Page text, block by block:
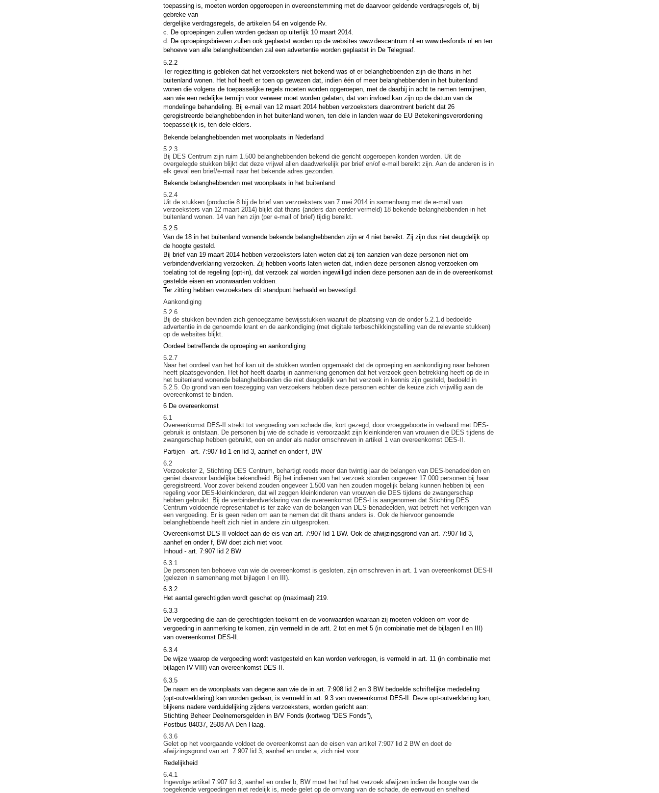
toepassing is, moeten worden opgeroepen in overeenstemming met de daarvoor geldende verdragsregels of, bij
gebreke van
dergelijke verdragsregels, de artikelen 54 en volgende Rv.
c. De oproepingen zullen worden gedaan op uiterlijk 10 maart 2014.
d. De oproepingsbrieven zullen ook geplaatst worden op de websites www.descentrum.nl en www.desfonds.nl en ten
behoeve van alle belanghebbenden zal een advertentie worden geplaatst in De Telegraaf.
5.2.2
Ter regiezitting is gebleken dat het verzoeksters niet bekend was of er belanghebbenden zijn die thans in het
buitenland wonen. Het hof heeft er toen op gewezen dat, indien één of meer belanghebbenden in het buitenland
wonen die volgens de toepasselijke regels moeten worden opgeroepen, met de daarbij in acht te nemen termijnen,
aan wie een redelijke termijn voor verweer moet worden gelaten, dat van invloed kan zijn op de datum van de
mondelinge behandeling. Bij e-mail van 12 maart 2014 hebben verzoeksters daaromtrent bericht dat 26
geregistreerde belanghebbenden in het buitenland wonen, ten dele in landen waar de EU Betekeningsverordening
toepasselijk is, ten dele elders.
Bekende belanghebbenden met woonplaats in Nederland
5.2.3
Bij DES Centrum zijn ruim 1.500 belanghebbenden bekend die gericht opgeroepen konden worden. Uit de
overgelegde stukken blijkt dat deze vrijwel allen daadwerkelijk per brief en/of e-mail bereikt zijn. Aan de anderen is in
elk geval een brief/e-mail naar het bekende adres gezonden.
Bekende belanghebbenden met woonplaats in het buitenland
5.2.4
Uit de stukken (productie 8 bij de brief van verzoeksters van 7 mei 2014 in samenhang met de e-mail van
verzoeksters van 12 maart 2014) blijkt dat thans (anders dan eerder vermeld) 18 bekende belanghebbenden in het
buitenland wonen. 14 van hen zijn (per e-mail of brief) tijdig bereikt.
5.2.5
Van de 18 in het buitenland wonende bekende belanghebbenden zijn er 4 niet bereikt. Zij zijn dus niet deugdelijk op
de hoogte gesteld.
Bij brief van 19 maart 2014 hebben verzoeksters laten weten dat zij ten aanzien van deze personen niet om
verbindendverklaring verzoeken. Zij hebben voorts laten weten dat, indien deze personen alsnog verzoeken om
toelating tot de regeling (opt-in), dat verzoek zal worden ingewilligd indien deze personen aan de in de overeenkomst
gestelde eisen en voorwaarden voldoen.
Ter zitting hebben verzoeksters dit standpunt herhaald en bevestigd.
Aankondiging
5.2.6
Bij de stukken bevinden zich genoegzame bewijsstukken waaruit de plaatsing van de onder 5.2.1.d bedoelde
advertentie in de genoemde krant en de aankondiging (met digitale terbeschikkingstelling van de relevante stukken)
op de websites blijkt.
Oordeel betreffende de oproeping en aankondiging
5.2.7
Naar het oordeel van het hof kan uit de stukken worden opgemaakt dat de oproeping en aankondiging naar behoren
heeft plaatsgevonden. Het hof heeft daarbij in aanmerking genomen dat het verzoek geen betrekking heeft op de in
het buitenland wonende belanghebbenden die niet deugdelijk van het verzoek in kennis zijn gesteld, bedoeld in
5.2.5. Op grond van een toezegging van verzoekers hebben deze personen echter de keuze zich vrijwillig aan de
overeenkomst te binden.
6 De overeenkomst
6.1
Overeenkomst DES-II strekt tot vergoeding van schade die, kort gezegd, door vroeggeboorte in verband met DES-
gebruik is ontstaan. De personen bij wie de schade is veroorzaakt zijn kleinkinderen van vrouwen die DES tijdens de
zwangerschap hebben gebruikt, een en ander als nader omschreven in artikel 1 van overeenkomst DES-II.
Partijen - art. 7:907 lid 1 en lid 3, aanhef en onder f, BW
6.2
Verzoekster 2, Stichting DES Centrum, behartigt reeds meer dan twintig jaar de belangen van DES-benadeelden en
geniet daarvoor landelijke bekendheid. Bij het indienen van het verzoek stonden ongeveer 17.000 personen bij haar
geregistreerd. Voor zover bekend zouden ongeveer 1.500 van hen zouden mogelijk belang kunnen hebben bij een
regeling voor DES-kleinkinderen, dat wil zeggen kleinkinderen van vrouwen die DES tijdens de zwangerschap
hebben gebruikt. Bij de verbindendverklaring van de overeenkomst DES-I is aangenomen dat Stichting DES
Centrum voldoende representatief is ter zake van de belangen van DES-benadeelden, wat betreft het verkrijgen van
een vergoeding. Er is geen reden om aan te nemen dat dit thans anders is. Ook de hiervoor genoemde
belanghebbende heeft zich niet in andere zin uitgesproken.
Overeenkomst DES-II voldoet aan de eis van art. 7:907 lid 1 BW. Ook de afwijzingsgrond van art. 7:907 lid 3,
aanhef en onder f, BW doet zich niet voor.
Inhoud - art. 7:907 lid 2 BW
6.3.1
De personen ten behoeve van wie de overeenkomst is gesloten, zijn omschreven in art. 1 van overeenkomst DES-II
(gelezen in samenhang met bijlagen I en III).
6.3.2
Het aantal gerechtigden wordt geschat op (maximaal) 219.
6.3.3
De vergoeding die aan de gerechtigden toekomt en de voorwaarden waaraan zij moeten voldoen om voor de
vergoeding in aanmerking te komen, zijn vermeld in de artt. 2 tot en met 5 (in combinatie met de bijlagen I en III)
van overeenkomst DES-II.
6.3.4
De wijze waarop de vergoeding wordt vastgesteld en kan worden verkregen, is vermeld in art. 11 (in combinatie met
bijlagen IV-VIII) van overeenkomst DES-II.
6.3.5
De naam en de woonplaats van degene aan wie de in art. 7:908 lid 2 en 3 BW bedoelde schriftelijke mededeling
(opt-outverklaring) kan worden gedaan, is vermeld in art. 9.3 van overeenkomst DES-II. Deze opt-outverklaring kan,
blijkens nadere verduidelijking zijdens verzoeksters, worden gericht aan:
Stichting Beheer Deelnemersgelden in B/V Fonds (kortweg “DES Fonds”),
Postbus 84037, 2508 AA Den Haag.
6.3.6
Gelet op het voorgaande voldoet de overeenkomst aan de eisen van artikel 7:907 lid 2 BW en doet de
afwijzingsgrond van art. 7:907 lid 3, aanhef en onder a, zich niet voor.
Redelijkheid
6.4.1
Ingevolge artikel 7:907 lid 3, aanhef en onder b, BW moet het hof het verzoek afwijzen indien de hoogte van de
toegekende vergoedingen niet redelijk is, mede gelet op de omvang van de schade, de eenvoud en snelheid